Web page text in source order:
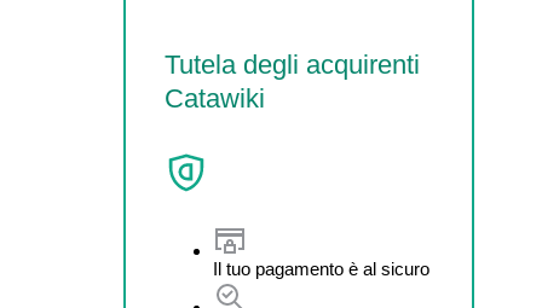
Tutela degli acquirenti
Catawiki
Il tuo pagamento è al sicuro